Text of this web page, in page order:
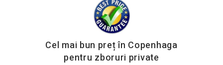
Cel mai bun preț în Copenhaga
pentru zboruri private